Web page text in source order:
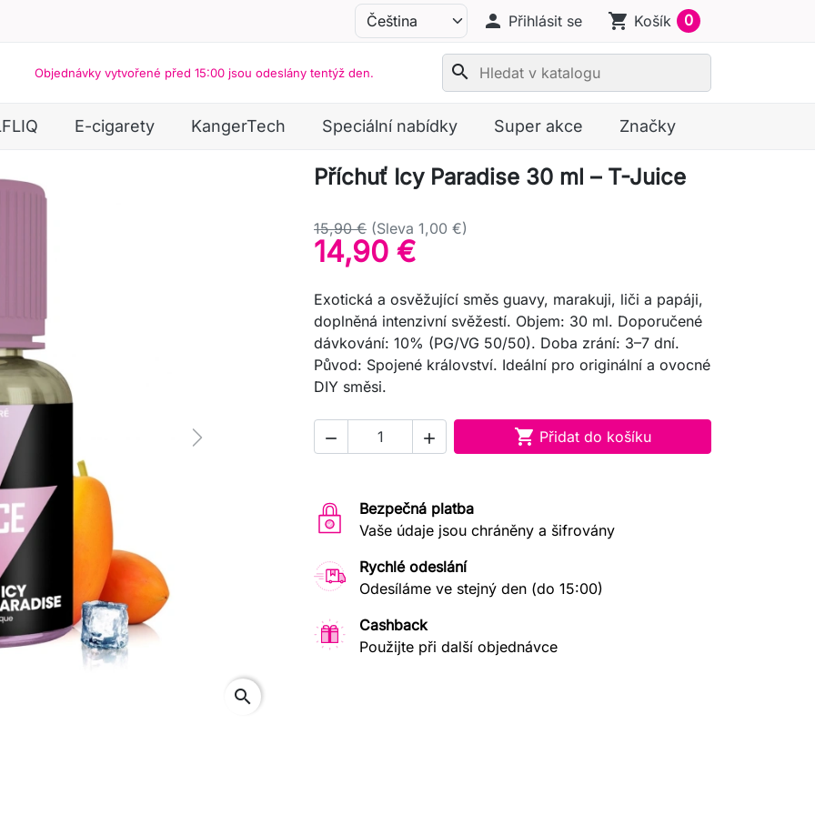
person Přihlásit se shopping_cart Košík 0
Objednávky vytvořené před 15:00 jsou odeslány tentýž den. search
E-cigarety KangerTech Speciální nabídky Super akce Značky
Next
search
Příchuť Icy Paradise 30 ml – T-Juice
15,90 € (Sleva 1,00 €)
14,90 €
Exotická a osvěžující směs guavy, marakuji, liči a papáji,
doplněná intenzivní svěžestí. Objem: 30 ml. Doporučené
dávkování: 10% (PG/VG 50/50). Doba zrání: 3–7 dní.
Původ: Spojené království. Ideální pro originální a ovocné
DIY směsi.
   Přidat do košíku
Bezpečná platba
Vaše údaje jsou chráněny a šifrovány
Rychlé odeslání
Odesíláme ve stejný den (do 15:00)
Cashback
Použijte při další objednávce